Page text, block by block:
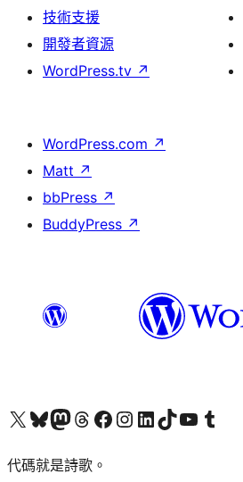
技術支援
開發者資源
WordPress.tv ↗
WordPress.com ↗
Matt ↗
bbPress ↗
BuddyPress ↗
Visit our X (formerly Twitter) account
Visit our Bluesky account
Visit our Mastodon account
Visit our Threads account
訪問我們的 Facebook 專頁Visit our Instagram account
Visit our LinkedIn account
Visit our TikTok account
Visit our YouTube channel
Visit our
代碼就是詩歌。